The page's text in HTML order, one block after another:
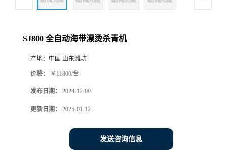
SJ800 全自动海带漂烫杀青机
产地： 中国 山东潍坊
价格： ￥11800/台
发布日期： 2024-12-09
更新日期： 2025-01-12
发送咨询信息